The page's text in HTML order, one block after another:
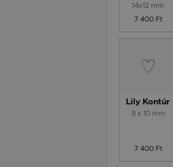
14x12 mm
7 400 Ft
Lily Kontúr
9 x 10 mm
7 400 Ft